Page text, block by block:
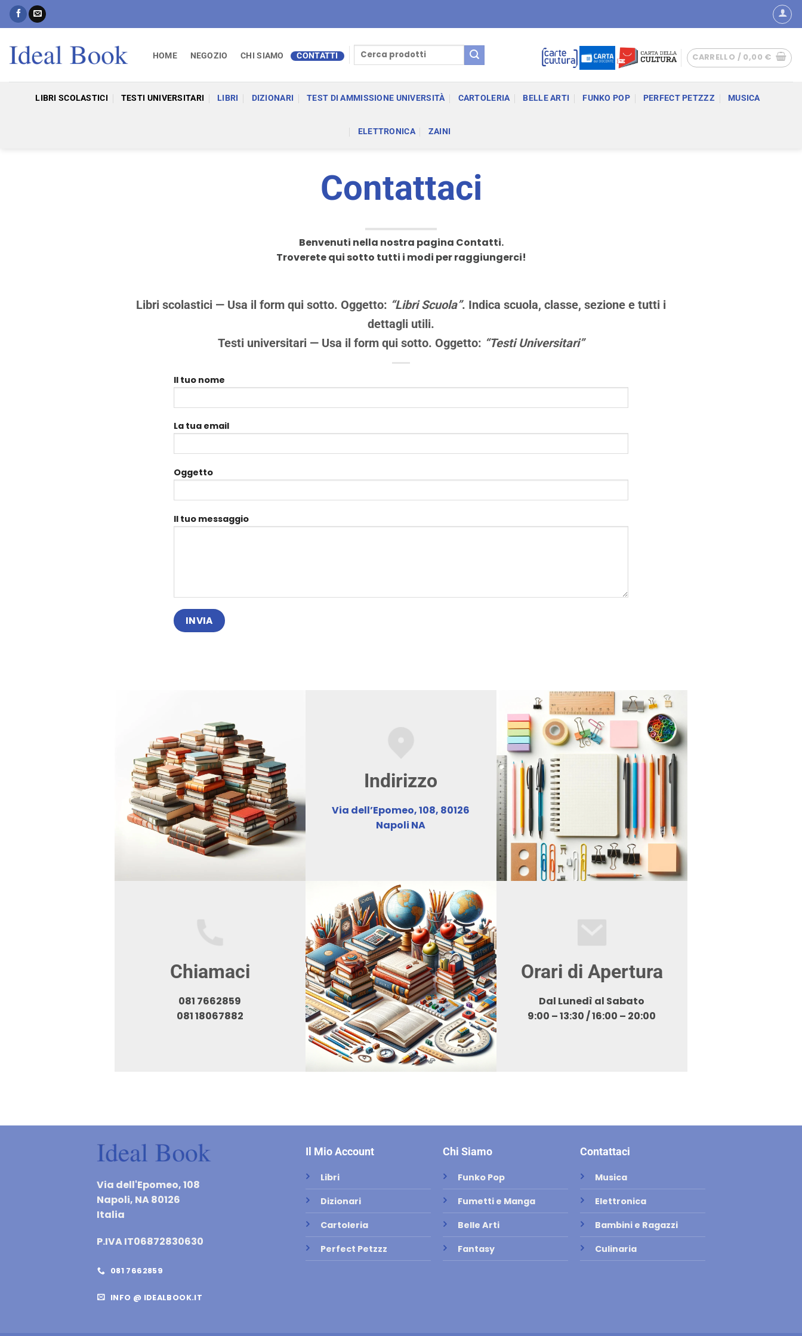
Salta
HOME NEGOZIO CHI SIAMO CONTATTI
Cerca:
CARRELLO / 0,00 €
LIBRI SCOLASTICI TESTI UNIVERSITARI LIBRI DIZIONARI TEST DI AMMISSIONE UNIVERSITÀ CARTOLERIA BELLE ARTI FUNKO POP PERFECT PETZZZ MUSICA
ELETTRONICA ZAINI
Contattaci
Benvenuti nella nostra pagina Contatti.
Troverete qui sotto tutti i modi per raggiungerci!
Libri scolastici — Usa il form qui sotto. Oggetto: “Libri Scuola”. Indica scuola, classe, sezione e tutti i
dettagli utili.
Testi universitari — Usa il form qui sotto. Oggetto: “Testi Universitari”
Il tuo nome
La tua email
Oggetto
Il tuo messaggio
Indirizzo
Via dell’Epomeo, 108, 80126
Napoli NA
Chiamaci
081 7662859
081 18067882
Orari di Apertura
Dal Lunedì al Sabato
9:00 – 13:30 / 16:00 – 20:00
Via dell'Epomeo, 108
Napoli, NA 80126
Italia
P.IVA IT06872830630
081 7662859
INFO @ IDEALBOOK.IT
Il Mio Account
Libri
Dizionari
Cartoleria
Perfect Petzzz
Chi Siamo
Funko Pop
Fumetti e Manga
Belle Arti
Fantasy
Contattaci
Musica
Elettronica
Bambini e Ragazzi
Culinaria